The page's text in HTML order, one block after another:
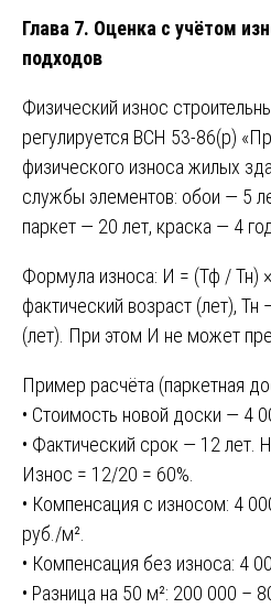
Глава 7. Оценка с учётом
подходов
Физический износ
регулируется ВСН 53-86(р)
физического износа жилых
службы элементов: обои — 5
паркет — 20 лет, краска — 4
Формула износа: И = (Тф / Тн)
фактический возраст (лет),
(лет). При этом И не может
Пример расчёта (паркетная
• Стоимость новой доски — 4
• Фактический срок — 12 лет.
Износ = 12/20 = 60%.
• Компенсация с износом: 4
руб./м².
• Компенсация без износа: 4
• Разница на 50 м²: 200 000 –